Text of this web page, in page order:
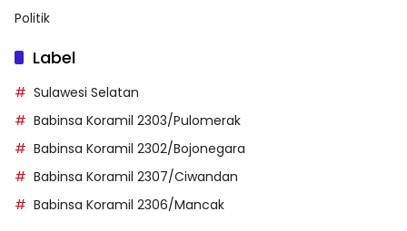
Politik
Label
Sulawesi Selatan
Babinsa Koramil 2303/Pulomerak
Babinsa Koramil 2302/Bojonegara
Babinsa Koramil 2307/Ciwandan
Babinsa Koramil 2306/Mancak